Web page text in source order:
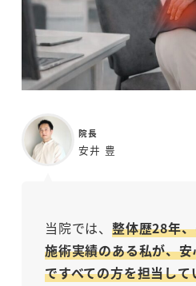
院長
安井 豊
当院では、 整体歴28年
施術実績のある私が、
ですべての方を担当して